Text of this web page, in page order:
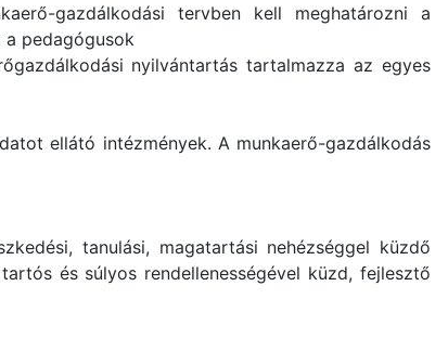
gazdálkodási tervben kell meghatározni a
a pedagógusok
nyilvántartás tartalmazza az egyes
ellátó intézmények. A munkaerő-gazdálkodás
tanulási, magatartási nehézséggel küzdő
és súlyos rendellenességével küzd, fejlesztő